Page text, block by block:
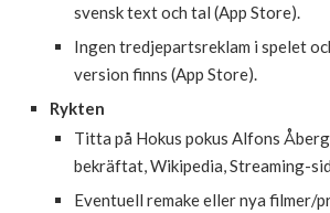
svensk text och tal (App Store).
Ingen tredjepartsreklam i spelet
version finns (App Store).
Rykten
Titta på Hokus pokus Alfons
bekräftat, Wikipedia, Streaming-
Eventuell remake eller nya filmer/